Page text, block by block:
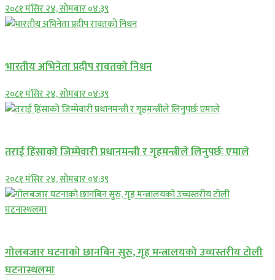
२०८१ मंसिर २४, सोमबार ०४:३९
भारतीय अभिनेता प्रदीप रावतको निधन
२०८१ मंसिर २४, सोमबार ०४:३९
तराई हिंसाको जिम्मेवारी प्रधानमन्त्री र गृहमन्त्रीले लिनुपर्छः एमाले
२०८१ मंसिर २४, सोमबार ०४:३९
गोलबजार घटनाको छानबिन सुरु, गृह मन्त्रालयको उच्चस्तरीय टोली
घटनास्थलमा